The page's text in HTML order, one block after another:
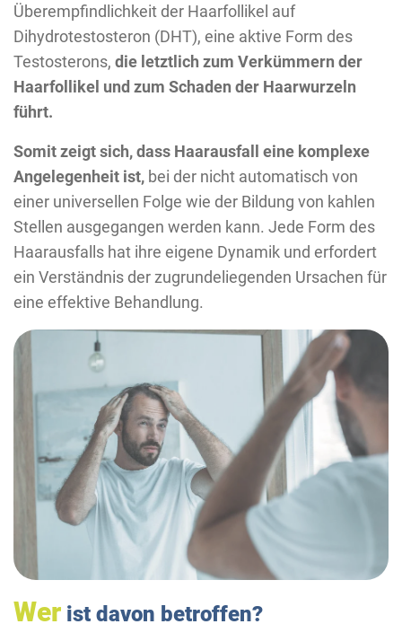
Überempfindlichkeit der Haarfollikel auf
Dihydrotestosteron (DHT), eine aktive Form des
Testosterons, die letztlich zum Verkümmern der
Haarfollikel und zum Schaden der Haarwurzeln
führt.
Somit zeigt sich, dass Haarausfall eine komplexe
Angelegenheit ist, bei der nicht automatisch von
einer universellen Folge wie der Bildung von kahlen
Stellen ausgegangen werden kann. Jede Form des
Haarausfalls hat ihre eigene Dynamik und erfordert
ein Verständnis der zugrundeliegenden Ursachen für
eine effektive Behandlung.
Wer ist davon betroffen?